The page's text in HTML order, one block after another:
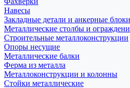
Навесы
Закладные детали и анкерные блоки
Металлические столбы и
Строительные металлоконструкции
Опоры несущие
Металлические балки
Ферма из металла
Металлоконструкции и колонны
Стойки металлические